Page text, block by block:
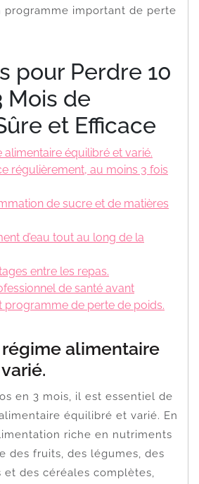
programme important de perte
pour Perdre 10
Mois de
et Efficace
alimentaire équilibré et varié.
régulièrement, au moins 3 fois
de sucre et de matières
d’eau tout au long de la
entre les repas.
de santé avant
programme de perte de poids.
régime alimentaire
en 3 mois, il est essentiel de
équilibré et varié. En
riche en nutriments
des fruits, des légumes, des
et des céréales complètes,